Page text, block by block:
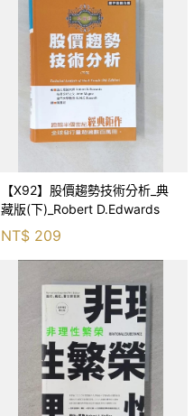
【X92】股價趨勢技術分析_典
藏版(下)_Robert D.Edwards
NT$ 209